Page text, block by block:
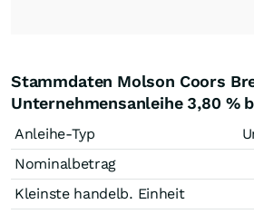
Stammdaten Molson Coors
Unternehmensanleihe 3,80 %
Anleihe-Typ
Nominalbetrag
Kleinste handelb. Einheit